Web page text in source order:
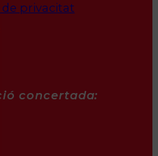
privacitat
concertada: